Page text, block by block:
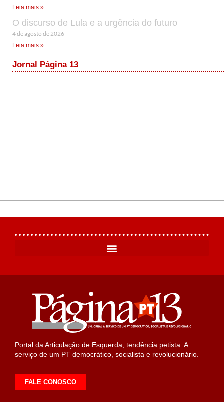
Leia mais »
O discurso de Lula e a urgência do futuro
4 de agosto de 2026
Leia mais »
Jornal Página 13
Portal da Articulação de Esquerda, tendência petista. A
serviço de um PT democrático, socialista e revolucionário.
FALE CONOSCO